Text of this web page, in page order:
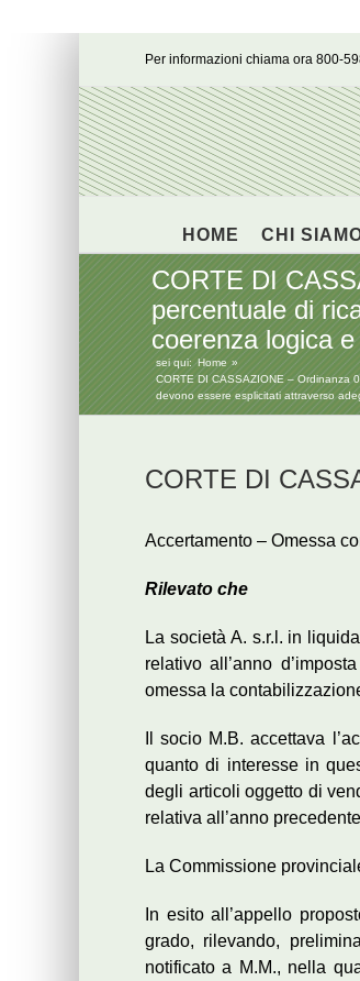
Per informazioni chiama ora 800-
HOME CHI
CORTE DI
percentuale di
coerenza logica
sei qui: Home
CORTE DI CASSAZIONE – Ordinanza
devono essere esplicitati attraverso
CORTE DI
Accertamento – Omessa
Rilevato che
La società A. s.r.l. in
relativo all’anno
omessa la
Il socio M.B. accettava
quanto di interesse in
degli articoli oggetto di
relativa all’anno
La Commissione
In esito all’appello
grado, rilevando,
notificato a M.M., nella